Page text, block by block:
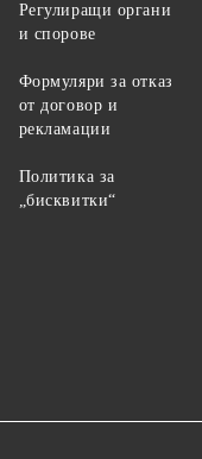
Регулиращи органи
и спорове
Формуляри за отказ
от договор и
рекламации
Политика за
„бисквитки“